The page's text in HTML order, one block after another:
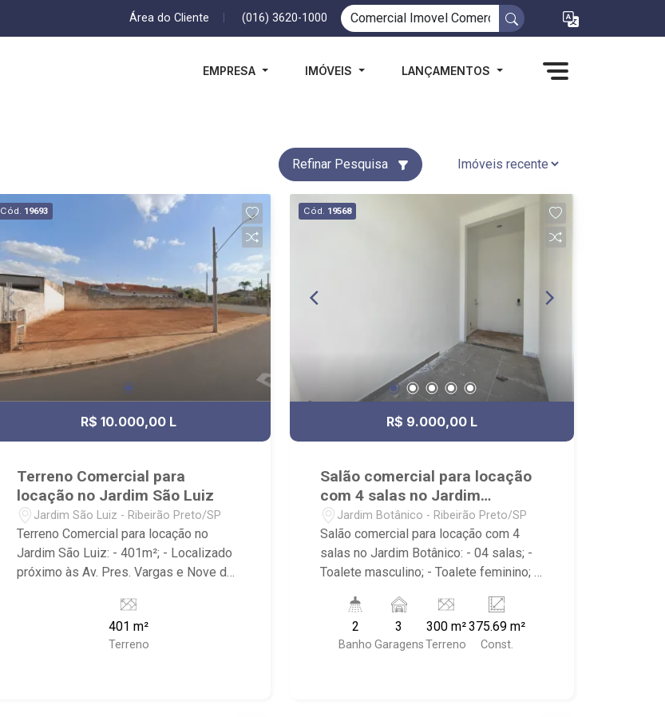
Área do Cliente (016) 3620-1000
EMPRESA IMÓVEIS LANÇAMENTOS
Refinar Pesquisa
Cód. 19693
R$ 10.000,00 L
Terreno Comercial para
locação no Jardim São Luiz
Jardim São Luiz - Ribeirão Preto/SP
Terreno Comercial para locação no
Jardim São Luiz: - 401m²; - Localizado
próximo às Av. Pres. Vargas e Nove de
venda, compra e locação. - Sinta-se em
casa na Ribeirão Imóveis, afinal Somos
e Vivemos Ribeirão: - funcionários
401 m²
Terreno
Cód. 19568
R$ 9.000,00 L
Salão comercial para locação
com 4 salas no Jardim
Botânico
Jardim Botânico - Ribeirão Preto/SP
Salão comercial para locação com 4
salas no Jardim Botânico: - 04 salas; -
Toalete masculino; - Toalete feminino; -
Próximo à Padaria Villa Sucreê,
Cenourão Botânico e Parque Uber.
2
Banho
3
Garagens
300 m²
Terreno
375.69 m²
Const.